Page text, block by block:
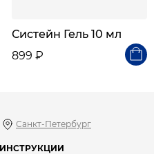
Систейн Гель 10 мл
899 ₽
Санкт-Петербург
ИНСТРУКЦИИ